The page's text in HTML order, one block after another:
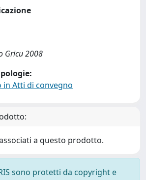
Gricu 2008
in Atti di convegno
a questo prodotto.
sono protetti da copyright e